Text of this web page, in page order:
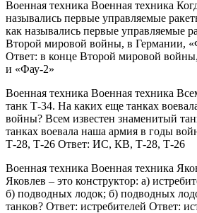
Военная техника Военная техника
назывались первые управляемые
как назывались первые управляемые
Второй мировой войны, в Германии,
Ответ: в конце Второй мировой
и «Фау-2»
Военная техника Военная техника
танк Т-34. На каких еще танках
войны? Всем известен знаменитый
танках воевала наша армия в годы
Т-28, Т-26 Ответ: ИС, КВ, Т-28, Т-26
Военная техника Военная техника
Яковлев – это конструктор: а)
б) подводных лодок; б) подводных
танков? Ответ: истребителей Ответ: